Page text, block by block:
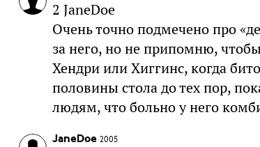
2 JaneDoe
Очень точно подмечено про
за него, но не припомню,
Хендри или Хиггинс, когда
половины стола до тех пор,
людям, что больно у него
JaneDoe 2005